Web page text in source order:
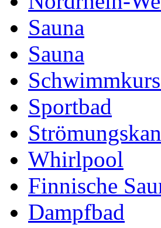
Sauna
Sauna
Sportbad
Whirlpool
Finnische
Dampfbad